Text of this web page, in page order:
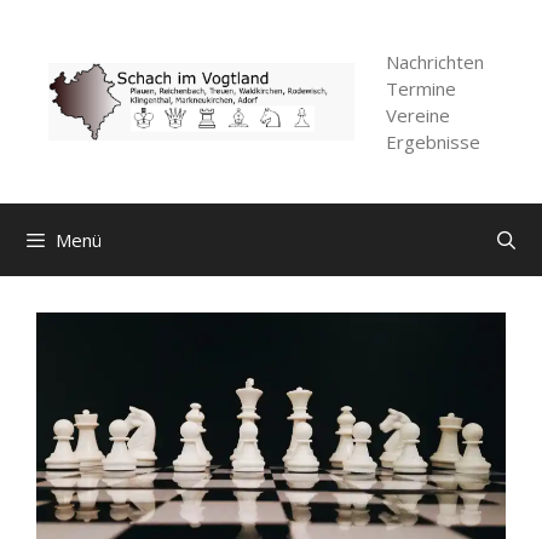
springen
Nachrichten
Termine
Vereine
Ergebnisse
Menü